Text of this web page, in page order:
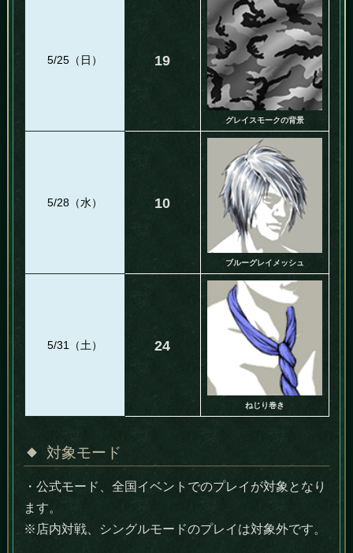
5/25（日） 19
グレイスモークの背景
5/28（水） 10
ブルーグレイメッシュ
5/31（土） 24
ねじり巻き
対象モード
・公式モード、全国イベントでのプレイが対象となり
ます。
※店内対戦、シングルモードのプレイは対象外です。